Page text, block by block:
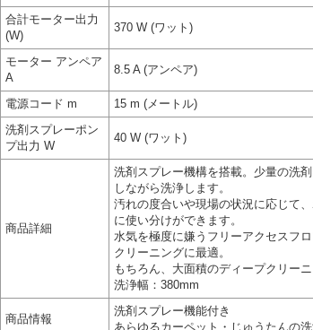
合計モーター出力
(W)
370 W (ワット)
モーター アンペア
A
8.5 A (アンペア)
電源コード m
15 m (メートル)
洗剤スプレーポン
プ出力 W
40 W (ワット)
商品詳細
洗剤スプレー機構を搭載。少量の洗
しながら洗浄します。
汚れの度合いや現場の状況に応じて
に使い分けができます。
水気を極度に嫌うフリーアクセスフ
クリーニングに最適。
もちろん、大面積のディープクリー
洗浄幅：380mm
商品情報
洗剤スプレー機能付き
あらゆるカーペット・じゅうたんの洗